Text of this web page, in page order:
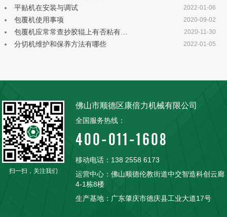
平贴机在安装与调试 2022-01-06
包覆机使用事项 2020-09-02
包覆机应常常查抄胶辊上有否粘有… 2020-11-30
分切机维护和保养方法有哪些 2022-01-05
扫一扫，关注我们
佛山市顺德区康倍力机械有限公司
全国服务热线：
400-011-1608
移动电话：138 2558 6173
运营中心：佛山顺德伦教街道中交智造科创云廊
4-1栋8楼
生产基地：广东肇庆市德庆县工业大道17号